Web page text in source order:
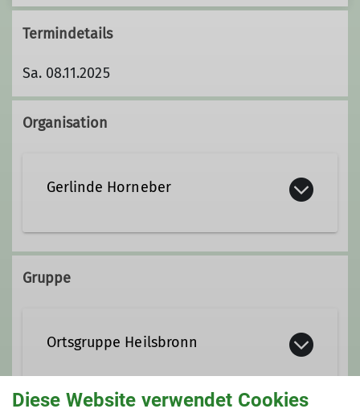
Termindetails
Sa. 08.11.2025
Organisation
Gerlinde Horneber
Gruppe
Ortsgruppe Heilsbronn
Die Ortsgruppe besteht inzwischen
Diese Website verwendet Cookies